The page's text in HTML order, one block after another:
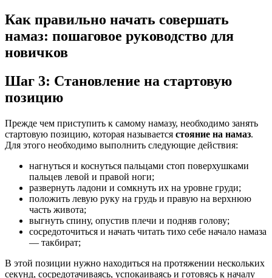
Как правильно начать совершать
намаз: пошаговое руководство для
новичков
Шаг 3: Становление на стартовую
позицию
Прежде чем приступить к самому намазу, необходимо занять
стартовую позицию, которая называется стояние на намаз.
Для этого необходимо выполнить следующие действия:
нагнуться и коснуться пальцами стоп поверхушками
пальцев левой и правой ноги;
развернуть ладони и сомкнуть их на уровне груди;
положить левую руку на грудь и правую на верхнюю
часть живота;
выгнуть спину, опустив плечи и подняв голову;
сосредоточиться и начать читать тихо себе начало намаза
— такбират;
В этой позиции нужно находиться на протяжении нескольких
секунд, сосредотачиваясь, успокаиваясь и готовясь к началу